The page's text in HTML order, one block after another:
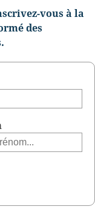
vous à la
des